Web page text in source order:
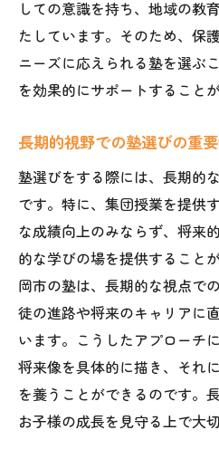
しての意識を持ち、地域の教
たしています。そのため、保
ニーズに応えられる塾を選ぶ
を効果的にサポートすること
長期的視野での塾選びの重
塾選びをする際には、長期的
です。特に、集団授業を提供
な成績向上のみならず、将来
的な学びの場を提供すること
岡市の塾は、長期的な視点で
徒の進路や将来のキャリアに
います。こうしたアプローチ
将来像を具体的に描き、それ
を養うことができるのです。
お子様の成長を見守る上で大